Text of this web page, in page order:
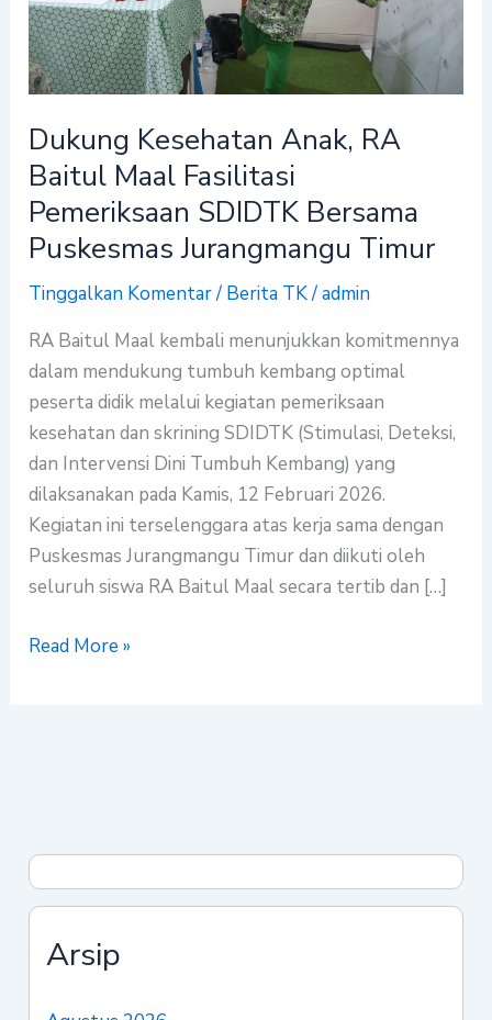
Dukung Kesehatan Anak, RA
Baitul Maal Fasilitasi
Pemeriksaan SDIDTK Bersama
Puskesmas Jurangmangu Timur
Tinggalkan Komentar/ Berita TK/admin
RA Baitul Maal kembali menunjukkan komitmennya
dalam mendukung tumbuh kembang optimal
peserta didik melalui kegiatan pemeriksaan
kesehatan dan skrining SDIDTK (Stimulasi, Deteksi,
dan Intervensi Dini Tumbuh Kembang) yang
dilaksanakan pada Kamis, 12 Februari 2026.
Kegiatan ini terselenggara atas kerja sama dengan
Puskesmas Jurangmangu Timur dan diikuti oleh
seluruh siswa RA Baitul Maal secara tertib dan […]
Maal
Fasilitasi
Pemeriksaan
Bersama
Puskesmas
Jurangmangu
Timur
Read More »
Arsip